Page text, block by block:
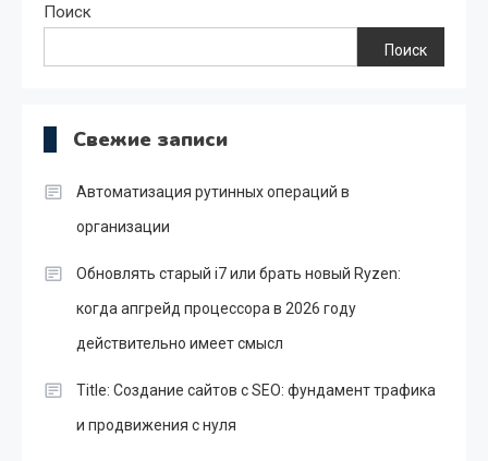
Поиск
Поиск
Свежие записи
Автоматизация рутинных операций в
организации
Обновлять старый i7 или брать новый Ryzen:
когда апгрейд процессора в 2026 году
действительно имеет смысл
Title: Создание сайтов с SEO: фундамент трафика
и продвижения с нуля